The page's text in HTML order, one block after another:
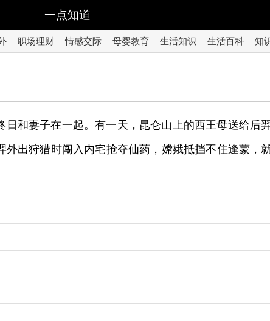
一点知道
职场理财 情感交际 母婴教育 生活知识 生活百科 知
和妻子在一起。有一天，昆仑山上的西王母送给后
出狩猎时闯入内宅抢夺仙药，嫦娥抵挡不住逢蒙，